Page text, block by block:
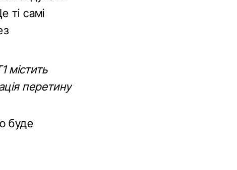
ті самі
містить
перетину
буде